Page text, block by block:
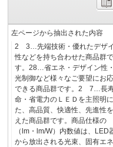
左ページから抽出された内容
2 3…先端技術・優れたデザ
性などを持ち合わせた商品群で
す。28…省エネ・デザイン性
光制御など様々なご要望にお応
できる商品群です。2 7…長
命・省電力のＬＥＤを主照明
た、高品質、快適性、先進性
えた商品群です。商品仕様の
（lm・lm/W）内数値は、LED
から放出される光束、固有エ